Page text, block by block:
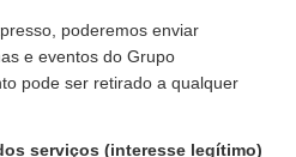
poderemos enviar
e eventos do Grupo
pode ser retirado a qualquer
serviços (interesse legítimo)